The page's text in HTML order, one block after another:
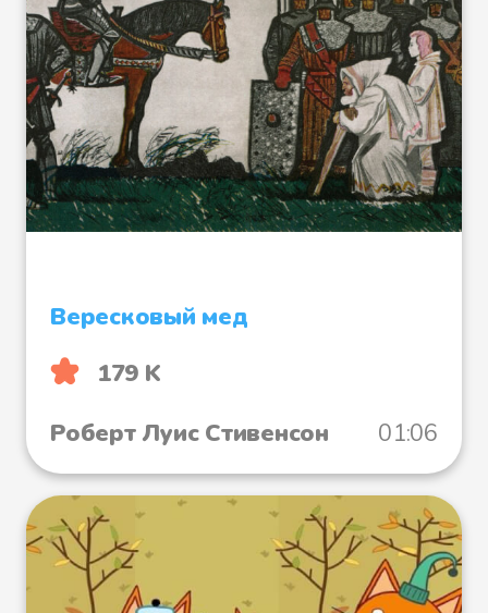
Вересковый мед
179 K
Роберт Луис Стивенсон
01:06